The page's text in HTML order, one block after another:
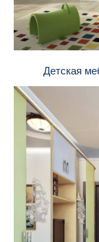
Детская